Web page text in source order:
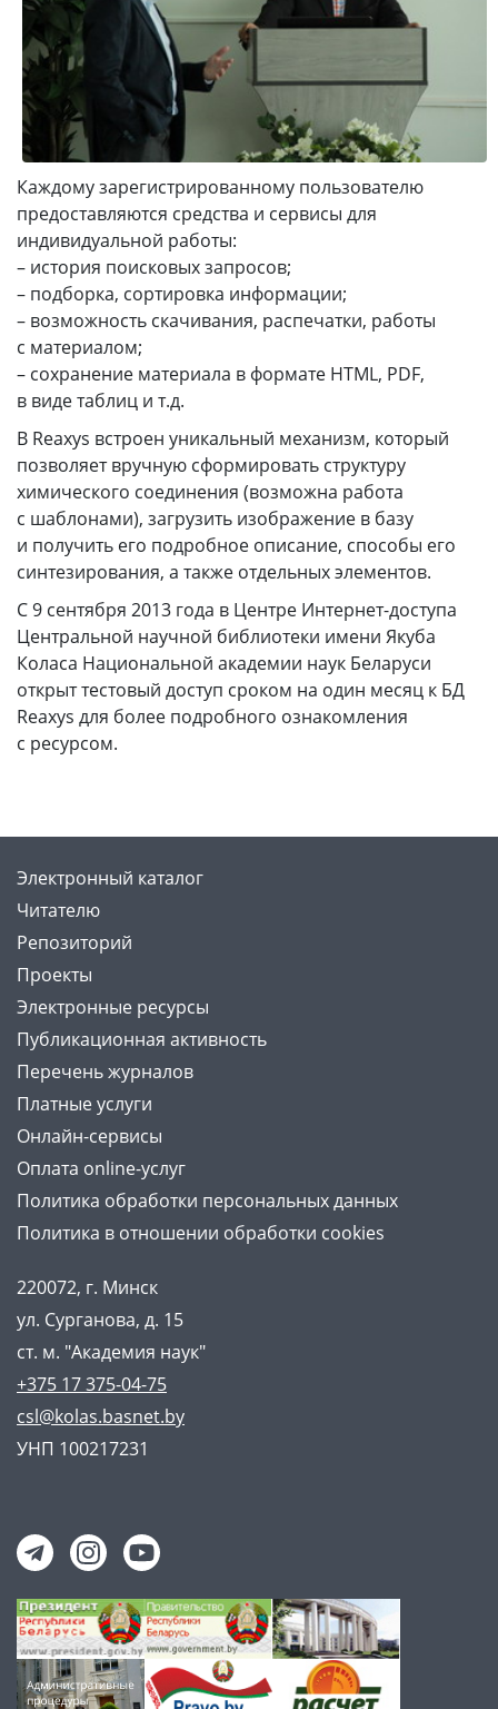
Каждому зарегистрированному пользователю
предоставляются средства и сервисы для
индивидуальной работы:
– история поисковых запросов;
– подборка, сортировка информации;
– возможность скачивания, распечатки, работы
с материалом;
– сохранение материала в формате HTML, PDF,
в виде таблиц и т.д.
В Reaxys встроен уникальный механизм, который
позволяет вручную сформировать структуру
химического соединения (возможна работа
с шаблонами), загрузить изображение в базу
и получить его подробное описание, способы его
синтезирования, а также отдельных элементов.
С 9 сентября 2013 года в Центре Интернет-доступа
Центральной научной библиотеки имени Якуба
Коласа Национальной академии наук Беларуси
открыт тестовый доступ сроком на один месяц к БД
Reaxys для более подробного ознакомления
c ресурсом.
Электронный каталог
Читателю
Репозиторий
Проекты
Электронные ресурсы
Публикационная активность
Перечень журналов
Платные услуги
Онлайн-сервисы
Оплата online-услуг
Политика обработки персональных данных
Политика в отношении обработки cookies
220072, г. Минск
ул. Сурганова, д. 15
ст. м. "Академия наук"
+375 17 375-04-75
csl@kolas.basnet.by
УНП 100217231